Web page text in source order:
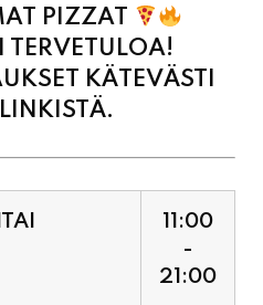
-
21:00
11:00
-